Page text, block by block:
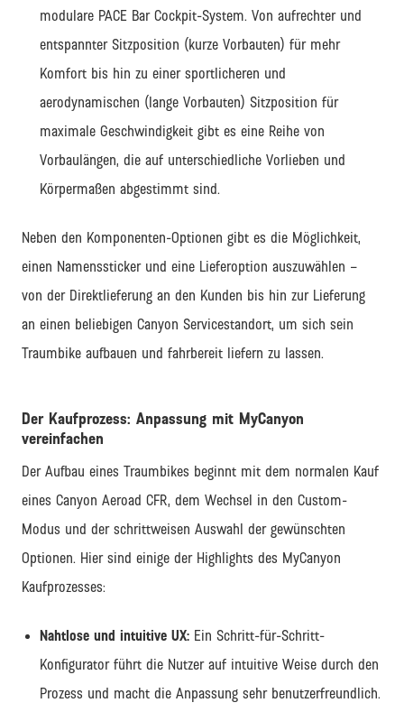
modulare PACE Bar Cockpit-System. Von aufrechter und
entspannter Sitzposition (kurze Vorbauten) für mehr
Komfort bis hin zu einer sportlicheren und
aerodynamischen (lange Vorbauten) Sitzposition für
maximale Geschwindigkeit gibt es eine Reihe von
Vorbaulängen, die auf unterschiedliche Vorlieben und
Körpermaßen abgestimmt sind.
Neben den Komponenten-Optionen gibt es die Möglichkeit,
einen Namenssticker und eine Lieferoption auszuwählen –
von der Direktlieferung an den Kunden bis hin zur Lieferung
an einen beliebigen Canyon Servicestandort, um sich sein
Traumbike aufbauen und fahrbereit liefern zu lassen.
Der Kaufprozess: Anpassung mit MyCanyon
vereinfachen
Der Aufbau eines Traumbikes beginnt mit dem normalen Kauf
eines Canyon Aeroad CFR, dem Wechsel in den Custom-
Modus und der schrittweisen Auswahl der gewünschten
Optionen. Hier sind einige der Highlights des MyCanyon
Kaufprozesses:
Nahtlose und intuitive UX: Ein Schritt-für-Schritt-
Konfigurator führt die Nutzer auf intuitive Weise durch den
Prozess und macht die Anpassung sehr benutzerfreundlich.